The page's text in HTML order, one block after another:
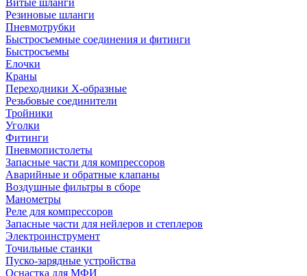
Витые шланги
Резиновые шланги
Пневмотрубки
Быстросъемные соединения и фитинги
Быстросъемы
Елочки
Краны
Переходники Х-образные
Резьбовые соединители
Тройники
Уголки
Фитинги
Пневмопистолеты
Запасные части для компрессоров
Аварийные и обратные клапаны
Воздушные фильтры в сборе
Манометры
Реле для компрессоров
Запасные части для нейлеров и степлеров
Электроинструмент
Точильные станки
Пуско-зарядные устройства
Оснастка для МФИ